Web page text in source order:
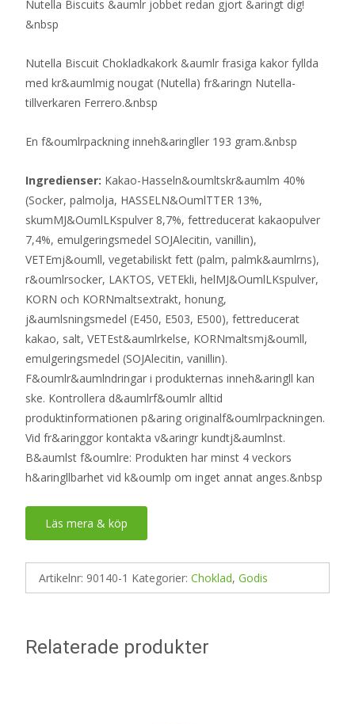
Nutella Biscuits &aumlr jobbet redan gjort &aringt dig!
&nbsp
Nutella Biscuit Chokladkakork &aumlr frasiga kakor fyllda
med kr&aumlmig nougat (Nutella) fr&aringn Nutella-
tillverkaren Ferrero.&nbsp
En f&oumlrpackning inneh&aringller 193 gram.&nbsp
Ingredienser: Kakao-Hasseln&oumltskr&aumlm 40%
(Socker, palmolja, HASSELN&OumlTTER 13%,
skumMJ&OumlLKspulver 8,7%, fettreducerat kakaopulver
7,4%, emulgeringsmedel SOJAlecitin, vanillin),
VETEmj&oumll, vegetabiliskt fett (palm, palmk&aumlrns),
r&oumlrsocker, LAKTOS, VETEkli, helMJ&OumlLKspulver,
KORN och KORNmaltsextrakt, honung,
j&aumlsningsmedel (E450, E503, E500), fettreducerat
kakao, salt, VETEst&aumlrkelse, KORNmaltsmj&oumll,
emulgeringsmedel (SOJAlecitin, vanillin).
F&oumlr&aumlndringar i produkternas inneh&aringll kan
ske. Kontrollera d&aumlrf&oumlr alltid
produktinformationen p&aring originalf&oumlrpackningen.
Vid fr&aringgor kontakta v&aringr kundtj&aumlnst.
B&aumlst f&oumlre: Produkten har minst 4 veckors
h&aringllbarhet vid k&oumlp om inget annat anges.&nbsp
Läs mera & köp
Artikelnr: 90140-1 Kategorier: Choklad, Godis
Relaterade produkter